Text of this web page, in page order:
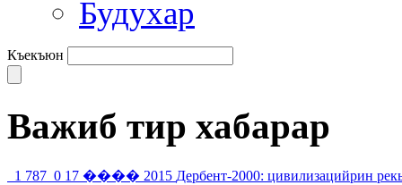
Будухар
Къекъюн
Важиб тир хабарар
1 787 0 17 ���� 2015 Дербент-2000: цивилизацийрин